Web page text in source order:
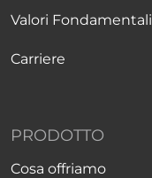
Valori Fondamentali
Carriere
PRODOTTO
Cosa offriamo